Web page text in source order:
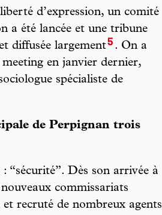
d’expression, un comité
a été lancée et une tribune
diffusée largement5 . On a
meeting en janvier dernier,
spécialiste de
de Perpignan trois
“sécurité”. Dès son arrivée à
commissariats
recruté de nombreux agents